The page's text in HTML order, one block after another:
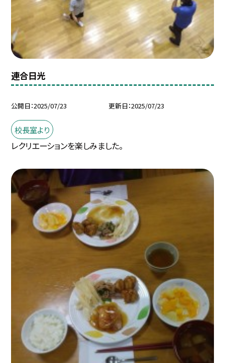
連合日光
公開日 2025/07/23 更新日 2025/07/23
校長室より
レクリエーションを楽しみました。